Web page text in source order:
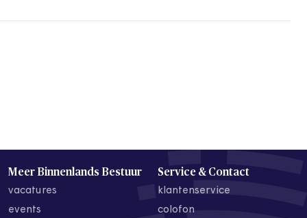
Meer Binnenlands Bestuur
vacatures
events
Service & Contact
klantenservice
colofon